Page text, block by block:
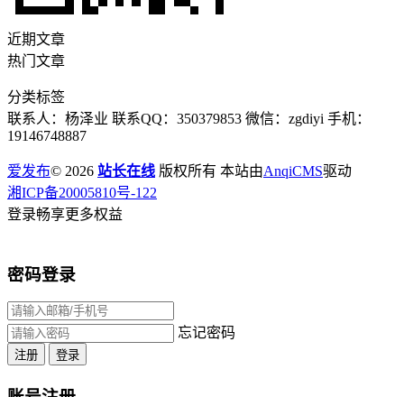
近期文章
热门文章
分类标签
联系人：杨泽业 联系QQ：350379853 微信：zgdiyi 手机：
19146748887
爱发布© 2026 站长在线 版权所有 本站由AnqiCMS驱动
湘ICP备20005810号-122
登录畅享更多权益
密码登录
忘记密码
注册 登录